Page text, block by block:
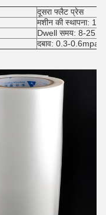
दूसरा फ्लैट प्रेस
मशीन की स्थापना:
Dwell समय: 8-25
दबाव: 0.3-0.6mpa